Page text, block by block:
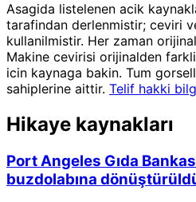
Asagida listelenen acik
tarafindan derlenmistir; ceviri
kullanilmistir. Her zaman
Makine cevirisi orijinalden
icin kaynaga bakin. Tum
sahiplerine aittir. Telif hakki
Hikaye kaynakları
Port Angeles Gıda
buzdolabına